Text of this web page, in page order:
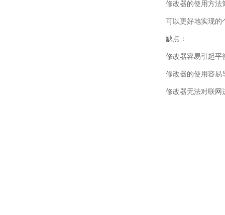
修改器的使用方法
可以更好地实现的
缺点：
修改器容易引起平
修改器的使用容易
修改器无法对联网